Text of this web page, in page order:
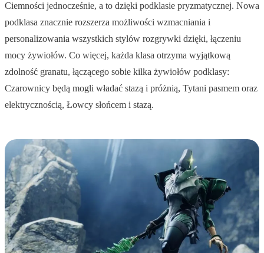
Ciemności jednocześnie, a to dzięki podklasie pryzmatycznej. Nowa
podklasa znacznie rozszerza możliwości wzmacniania i
personalizowania wszystkich stylów rozgrywki dzięki, łączeniu
mocy żywiołów. Co więcej, każda klasa otrzyma wyjątkową
zdolność granatu, łączącego sobie kilka żywiołów podklasy:
Czarownicy będą mogli władać stazą i próżnią, Tytani pasmem oraz
elektrycznością, Łowcy słońcem i stazą.